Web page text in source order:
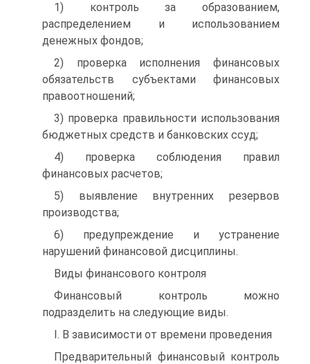
1) контроль за образованием,
распределением и использованием
денежных фондов;
2) проверка исполнения финансовых
обязательств субъектами финансовых
правоотношений;
3) проверка правильности использования
бюджетных средств и банковских ссуд;
4) проверка соблюдения правил
финансовых расчетов;
5) выявление внутренних резервов
производства;
6) предупреждение и устранение
нарушений финансовой дисциплины.
Виды финансового контроля
Финансовый контроль можно
подразделить на следующие виды.
I. В зависимости от времени проведения
Предварительный финансовый контроль